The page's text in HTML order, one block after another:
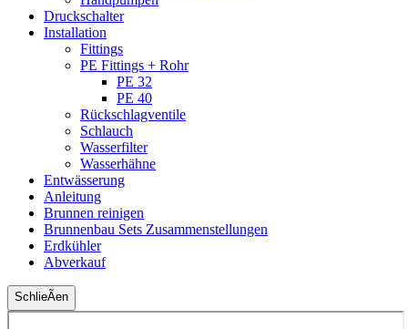
Druckschalter
Installation
Fittings
PE Fittings + Rohr
PE 32
PE 40
Rückschlagventile
Schlauch
Wasserfilter
Wasserhähne
Entwässerung
Anleitung
Brunnen reinigen
Brunnenbau Sets Zusammenstellungen
Erdkühler
Abverkauf
SchlieÃen